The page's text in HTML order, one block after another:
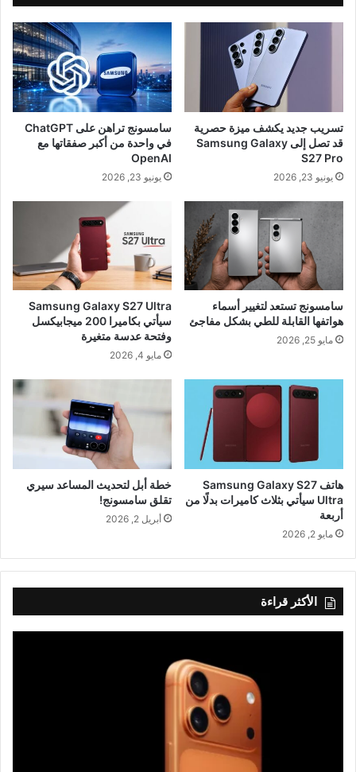
تسريب جديد يكشف ميزة حصرية
قد تصل إلى Samsung Galaxy
S27 Pro
يونيو 23, 2026
سامسونج تراهن على ChatGPT
في واحدة من أكبر صفقاتها مع
OpenAI
يونيو 23, 2026
سامسونج تستعد لتغيير أسماء
هواتفها القابلة للطي بشكل مفاجئ
مايو 25, 2026
Samsung Galaxy S27 Ultra
سيأتي بكاميرا 200 ميجابيكسل
وفتحة عدسة متغيرة
مايو 4, 2026
هاتف Samsung Galaxy S27
Ultra سيأتي بثلاث كاميرات بدلًا من
أربعة
مايو 2, 2026
خطة أبل لتحديث المساعد سيري
تقلق سامسونج!
أبريل 2, 2026
الأكثر قراءة